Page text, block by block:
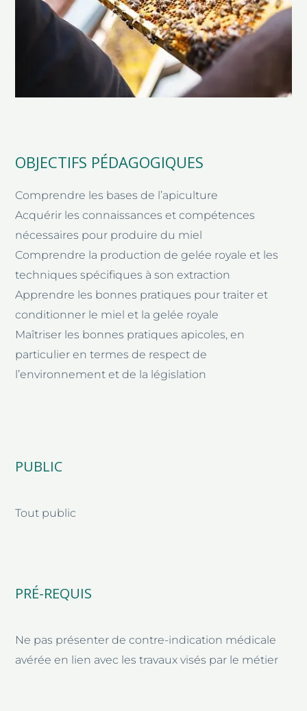
OBJECTIFS PÉDAGOGIQUES
Comprendre les bases de l’apiculture
Acquérir les connaissances et compétences
nécessaires pour produire du miel
Comprendre la production de gelée royale et les
techniques spécifiques à son extraction
Apprendre les bonnes pratiques pour traiter et
conditionner le miel et la gelée royale
Maîtriser les bonnes pratiques apicoles, en
particulier en termes de respect de
l’environnement et de la législation
PUBLIC
Tout public
PRÉ-REQUIS
Ne pas présenter de contre-indication médicale
avérée en lien avec les travaux visés par le métier